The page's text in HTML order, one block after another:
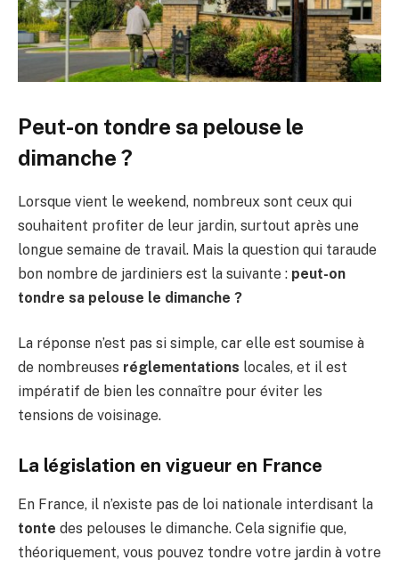
Peut-on tondre sa pelouse le
dimanche ?
Lorsque vient le weekend, nombreux sont ceux qui
souhaitent profiter de leur jardin, surtout après une
longue semaine de travail. Mais la question qui taraude
bon nombre de jardiniers est la suivante : peut-on
tondre sa pelouse le dimanche ?
La réponse n’est pas si simple, car elle est soumise à
de nombreuses réglementations locales, et il est
impératif de bien les connaître pour éviter les
tensions de voisinage.
La législation en vigueur en France
En France, il n’existe pas de loi nationale interdisant la
tonte des pelouses le dimanche. Cela signifie que,
théoriquement, vous pouvez tondre votre jardin à votre